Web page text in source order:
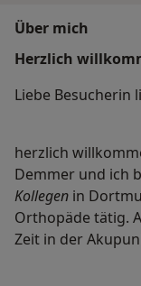
Über mich
Herzlich
Liebe Besucherin
herzlich
Demmer und ich
Kollegen in
Orthopäde tätig.
Zeit in der